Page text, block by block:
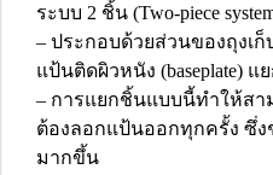
ระบบ 2 ชิ้น (Two-piece
– ประกอบด้วยส่วนของถุงเ
แป้นติดผิวหนัง (baseplate) แ
– การแยกชิ้นแบบนี้ทำให้สา
ต้องลอกแป้นออกทุกครั้ง ซึ่ง
มากขึ้น